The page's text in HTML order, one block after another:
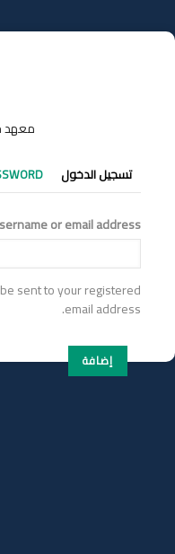
إلى
المحتوى
معهد
التبويبات
الأساسية
تسجيل الدخول
or email address
sent to your registered
email address.